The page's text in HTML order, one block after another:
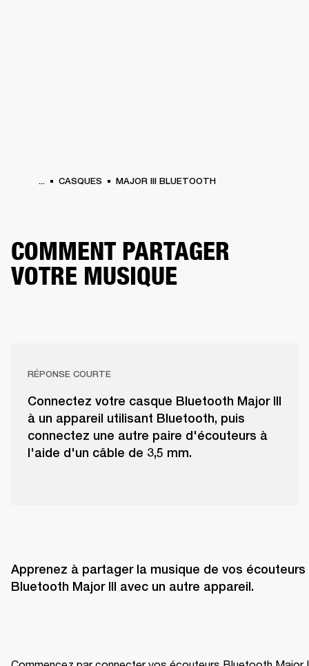
... CASQUES MAJOR III BLUETOOTH
COMMENT PARTAGER
VOTRE MUSIQUE
RÉPONSE COURTE
Connectez votre casque Bluetooth Major III
à un appareil utilisant Bluetooth, puis
connectez une autre paire d'écouteurs à
l'aide d'un câble de 3,5 mm.
Apprenez à partager la musique de vos écouteurs
Bluetooth Major III avec un autre appareil.